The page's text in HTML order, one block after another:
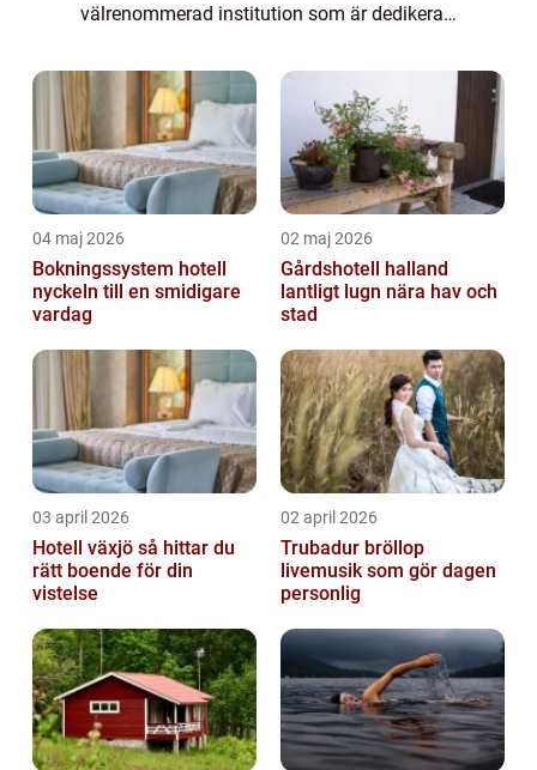
välrenommerad institution som är dedikerad
Blekinges historia och kultur. Beläget i
Karlsh...
04 maj 2026
Bokningssystem hotell
nyckeln till en smidigare
vardag
02 maj 2026
Gårdshotell halland
lantligt lugn nära hav och
stad
03 april 2026
Hotell växjö så hittar du
rätt boende för din
vistelse
02 april 2026
Trubadur bröllop
livemusik som gör dagen
personlig